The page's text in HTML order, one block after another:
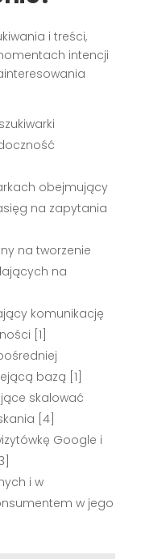
i treści,
intencji
obejmujący
na zapytania
na tworzenie
na
komunikację
[1]
bazą [1]
skalować
[4]
Google i
i w
w jego